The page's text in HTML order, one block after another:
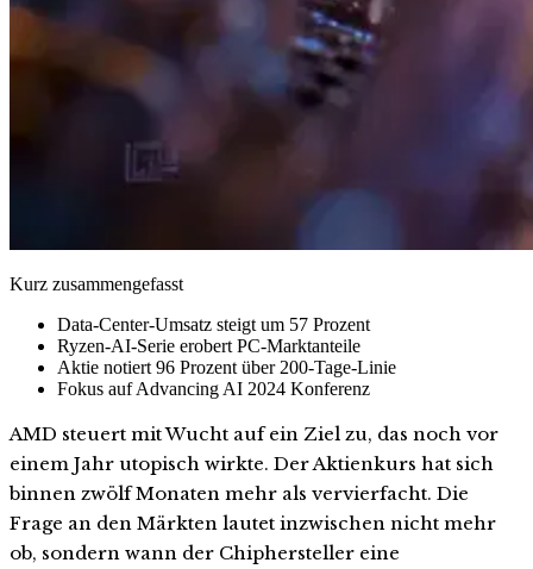
Kurz zusammengefasst
Data-Center-Umsatz steigt um 57 Prozent
Ryzen-AI-Serie erobert PC-Marktanteile
Aktie notiert 96 Prozent über 200-Tage-Linie
Fokus auf Advancing AI 2024 Konferenz
AMD steuert mit Wucht auf ein Ziel zu, das noch vor
einem Jahr utopisch wirkte. Der Aktienkurs hat sich
binnen zwölf Monaten mehr als vervierfacht. Die
Frage an den Märkten lautet inzwischen nicht mehr
ob, sondern wann der Chiphersteller eine